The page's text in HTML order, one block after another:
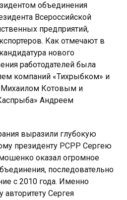
объединения
Всероссийской
предприятий,
Как отмечают в
нового
работодателей была
компаний «Тихрыбком» и
Котовым и
Андреем
выразили глубокую
президенту РСРР Сергею
оказал огромное
последовательно
с 2010 года. Именно
авторитету Сергея